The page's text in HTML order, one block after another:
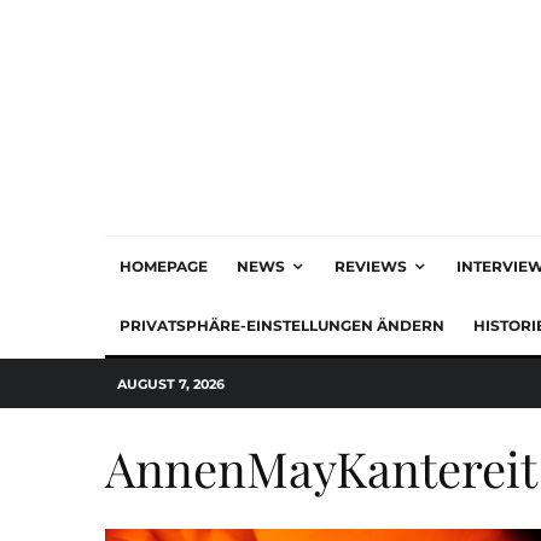
HOMEPAGE NEWS REVIEWS
PRIVATSPHÄRE-EINSTELLUNGEN ÄNDERN
AUGUST 7, 2026
AnnenMayKantereit